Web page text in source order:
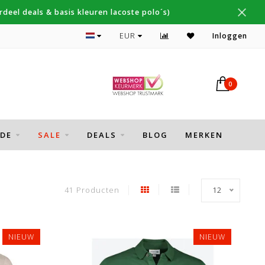
deals & basis kleuren lacoste polo´s)
Topmerken Thomas Maine, Cavallaro, Desoto
EUR Inloggen
0
SALE DEALS BLOG MERKEN
41 Producten 12
NIEUW NIEUW